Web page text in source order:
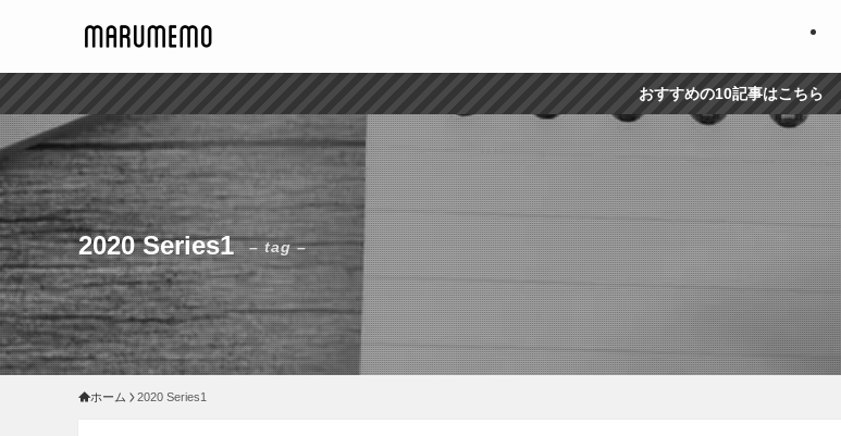
おすすめの10記事はこちら
2020 Series1 – tag –
ホーム 2020 Series1